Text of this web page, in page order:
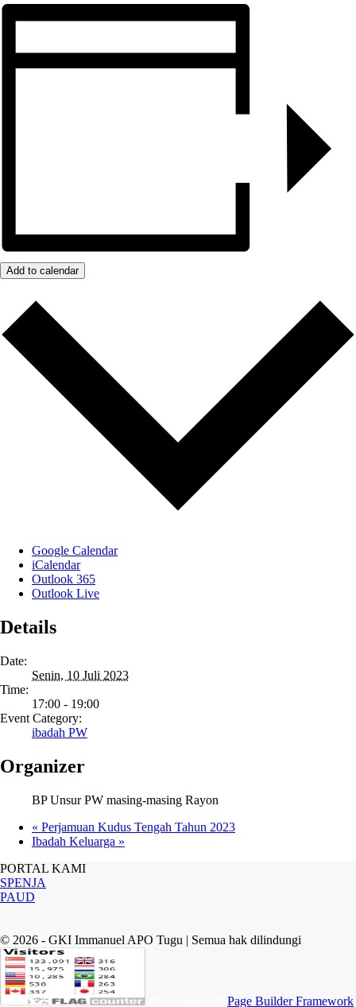
Add to calendar
Google Calendar
iCalendar
Outlook 365
Outlook Live
Details
Date:
Senin, 10 Juli 2023
Time:
17:00 - 19:00
Event Category:
ibadah PW
Organizer
BP Unsur PW masing-masing Rayon
« Perjamuan Kudus Tengah Tahun 2023
Ibadah Keluarga »
PORTAL KAMI
SPENJA
PAUD
© 2026 - GKI Immanuel APO Tugu | Semua hak dilindungi
Page Builder Framework